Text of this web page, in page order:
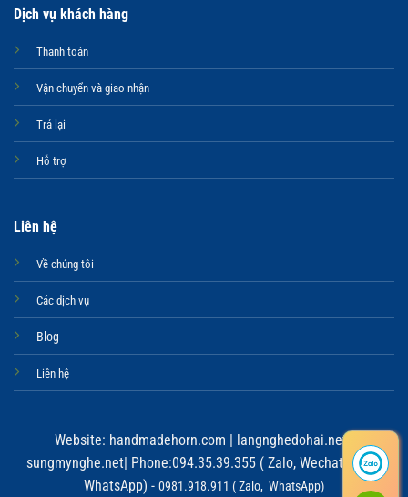
Dịch vụ khách hàng
Thanh toán
Vận chuyển và giao nhận
Trả lại
Hỗ trợ
Liên hệ
Về chúng tôi
Các dịch vụ
Blog
Liên hệ
Website: handmadehorn.com | langnghedohai.net
sungmynghe.net| Phone:094.35.39.355 ( Zalo, Wechat, Viber,
WhatsApp) - 0981.918.911 ( Zalo, WhatsApp)